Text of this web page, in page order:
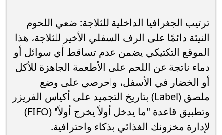
ترتيب الجغرافيا الداخلية للثلاجة: ضعي اللحوم
النيئة دائمًا على الرف السفلي الأخير للثلاجة، هذا
الموقع التكتيكي يضمن عدم تساقط أي سوائل أو
دماء ناتجة عن اللحم على الأطعمة الجاهزة للأكل
أو الخضار في الأسفل، واحرصي على وضع
ملصق (Label) بتاريخ التجميد على أكياس الفريزر
وتطبيق قاعدة "ما يدخل أولاً يخرج أولاً" (FIFO)
لإدارة مخزونك الغذائي بذكاء واحترافية.